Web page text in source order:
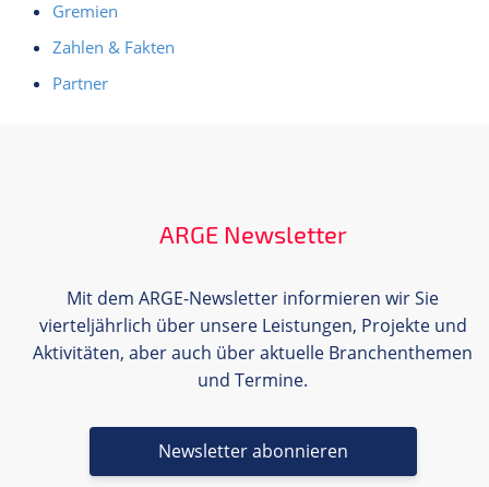
Gremien
Zahlen & Fakten
Partner
ARGE Newsletter
Mit dem ARGE-Newsletter informieren wir Sie
vierteljährlich über unsere Leistungen, Projekte und
Aktivitäten, aber auch über aktuelle Branchenthemen
und Termine.
Newsletter abonnieren